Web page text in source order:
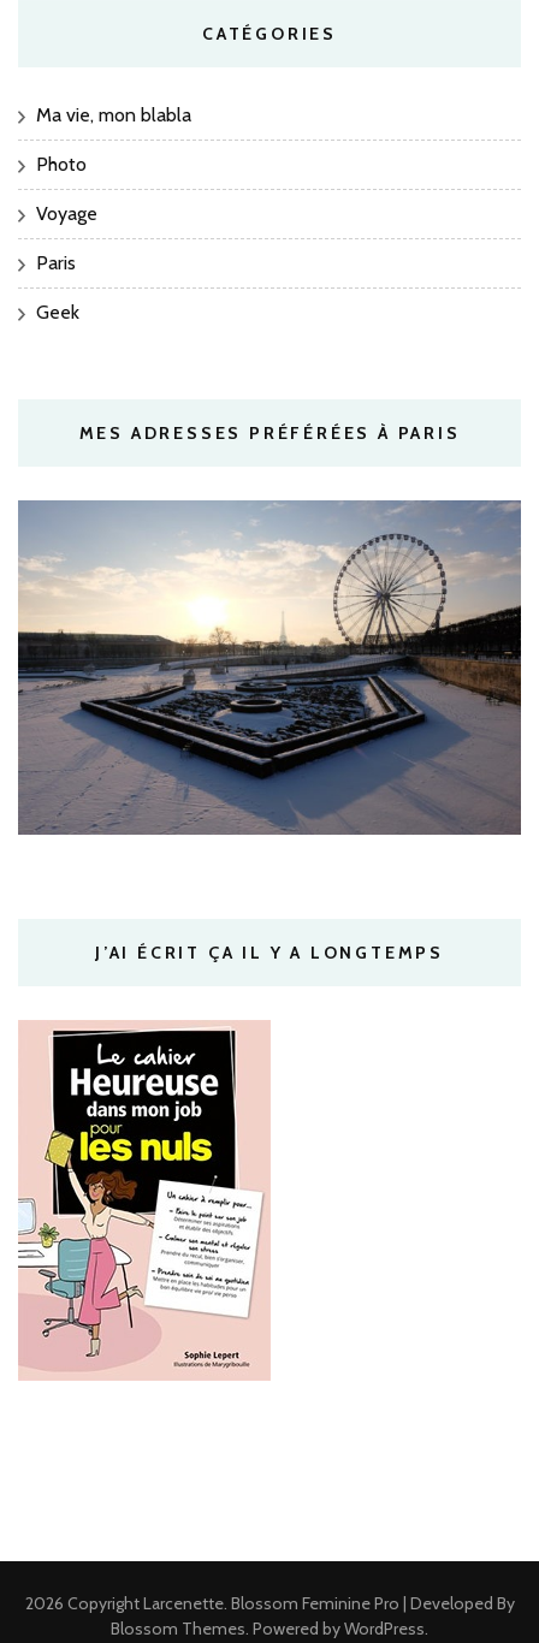
CATÉGORIES
Ma vie, mon blabla
Photo
Voyage
Paris
Geek
MES ADRESSES PRÉFÉRÉES À PARIS
J’AI ÉCRIT ÇA IL Y A LONGTEMPS
2026 CopyrightLarcenette. Blossom Feminine Pro | Developed By
Blossom Themes. Powered byWordPress.